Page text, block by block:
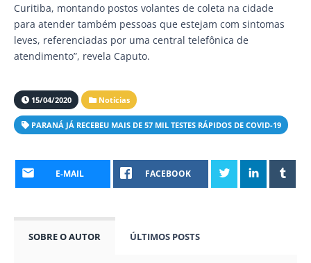
Curitiba, montando postos volantes de coleta na cidade
para atender também pessoas que estejam com sintomas
leves, referenciadas por uma central telefônica de
atendimento”, revela Caputo.
15/04/2020 Notícias
PARANÁ JÁ RECEBEU MAIS DE 57 MIL TESTES RÁPIDOS DE COVID-19
E-MAIL FACEBOOK
SOBRE O AUTOR ÚLTIMOS POSTS